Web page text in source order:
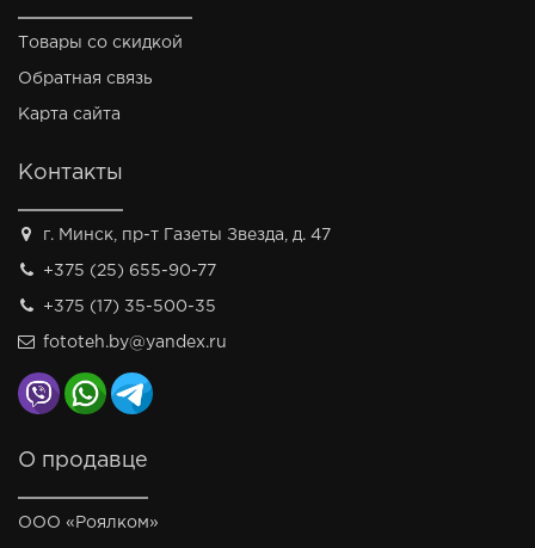
Товары со скидкой
Обратная связь
Карта сайта
Контакты
г. Минск, пр-т Газеты Звезда, д. 47
+375 (25) 655-90-77
+375 (17) 35-500-35
fototeh.by@yandex.ru
О продавце
ООО «Роялком»